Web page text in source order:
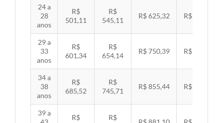
24 a
28
anos
R$
501,11
R$
545,11
R$ 625,32 R$ 644,40
29 a
33
anos
R$
601,34
R$
654,14
R$ 750,39 R$ 773,29
34 a
38
anos
R$
685,52
R$
745,71
R$ 855,44 R$ 881,54
39 a
R$
R$